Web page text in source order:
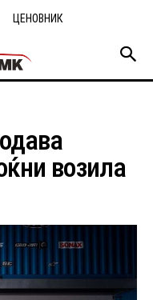
ЦЕНОВНИК
возила